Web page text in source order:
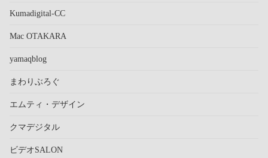
Kumadigital-CC
Mac OTAKARA
yamaqblog
まわりぶろぐ
エムティ・デザイン
クマデジタル
ビデオSALON